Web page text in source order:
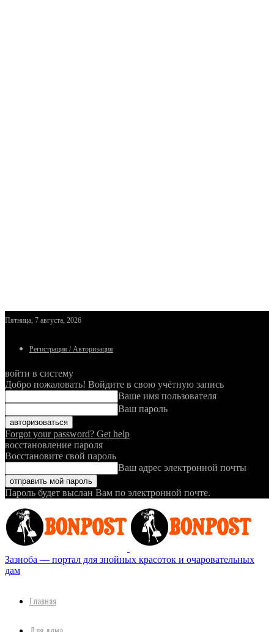
Пятница, 7 августа, 2026
Регистрация / Авторизация
войти в систему
Добро пожаловать! Войдите в свою учётную запись
Ваше имя пользователя
Ваш пароль
Forgot your password? Get help
восстановление пароля
Восстановите свой пароль
Ваш адрес электронной почты
Пароль будет выслан Вам по электронной почте.
Зазноба — портал для знойных красоток и очаровательных
дам
Главная